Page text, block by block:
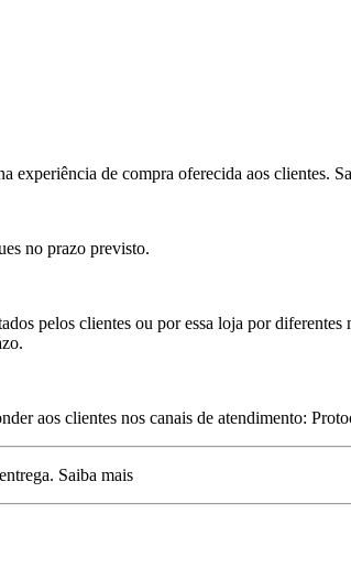
experiência de compra oferecida aos clientes.
no prazo previsto.
pelos clientes ou por essa loja por
aos clientes nos canais de atendimento:
Saiba mais